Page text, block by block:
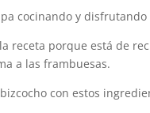
cocinando y
receta porque está de
a las frambuesas.
con estos